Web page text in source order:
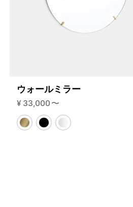
ウォールミラー
¥ 33,000 〜